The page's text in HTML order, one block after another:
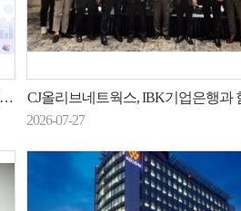
CJ올리브네트웍스, IBK기업은행과 함께 100억
2026-07-27